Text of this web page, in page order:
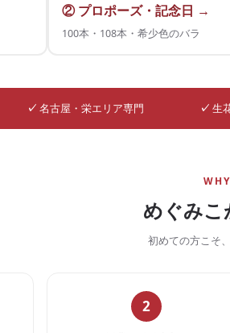
② プロポーズ・記念日 →
100本・108本・希少色のバラ
✓ 名古屋・栄エリア専門 ✓ 生
めぐみこ
初めての方こそ
2